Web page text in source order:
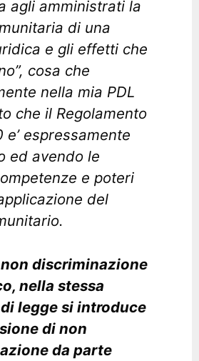
agli amministrati la
di una
e gli effetti che
cosa che
nella mia PDL
che il Regolamento
e’ espressamente
ed avendo le
e poteri
del
discriminazione
nella stessa
legge si introduce
di non
da parte